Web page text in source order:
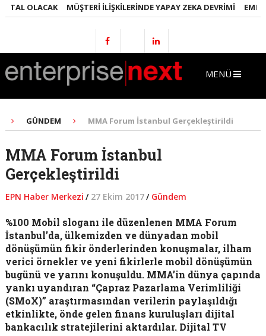
OLACAK MÜŞTERI İLIŞKILERINDE YAPAY ZEKA DEVRIMI EMLAKTA
MENÜ
GÜNDEM MMA Forum İstanbul Gerçekleştirildi
MMA Forum İstanbul
Gerçekleştirildi
EPN Haber Merkezi / 27 Ekim 2017/ Gündem
%100 Mobil sloganı ile düzenlenen MMA Forum
İstanbul’da, ülkemizden ve dünyadan mobil
dönüşümün fikir önderlerinden konuşmalar, ilham
verici örnekler ve yeni fikirlerle mobil dönüşümün
bugünü ve yarını konuşuldu. MMA’in dünya çapında
yankı uyandıran “Çapraz Pazarlama Verimliliği
(SMoX)” araştırmasından verilerin paylaşıldığı
etkinlikte, önde gelen finans kuruluşları dijital
bankacılık stratejilerini aktardılar. Dijital TV